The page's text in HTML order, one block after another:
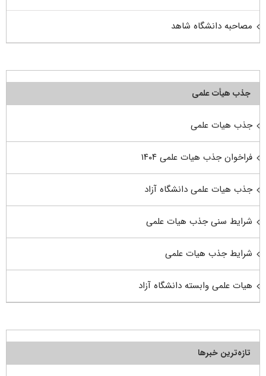
مصاحبه دانشگاه شاهد
جذب هیأت علمی
جذب هیات علمی
فراخوان جذب هیات علمی ۱۴۰۴
جذب هیات علمی دانشگاه آزاد
شرایط سنی جذب هیات علمی
شرایط جذب هیات علمی
هیات علمی وابسته دانشگاه آزاد
تازه‌ترین خبرها